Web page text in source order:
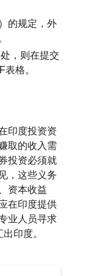
的规定，外
，则在提交
格。
印度投资资
取的收入需
投资必须就
，这些义务
资本收益
在印度提供
业人员寻求
印度。